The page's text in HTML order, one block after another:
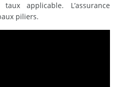
applicable. L’assurance
piliers.